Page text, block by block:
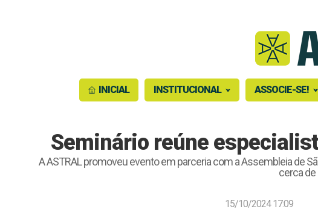
INICIAL INSTITUCIONAL ASSOCIE-SE!
Seminário reúne
A ASTRAL promoveu evento em parceria com a Assembleia de
cerca de
15/10/2024 17:09